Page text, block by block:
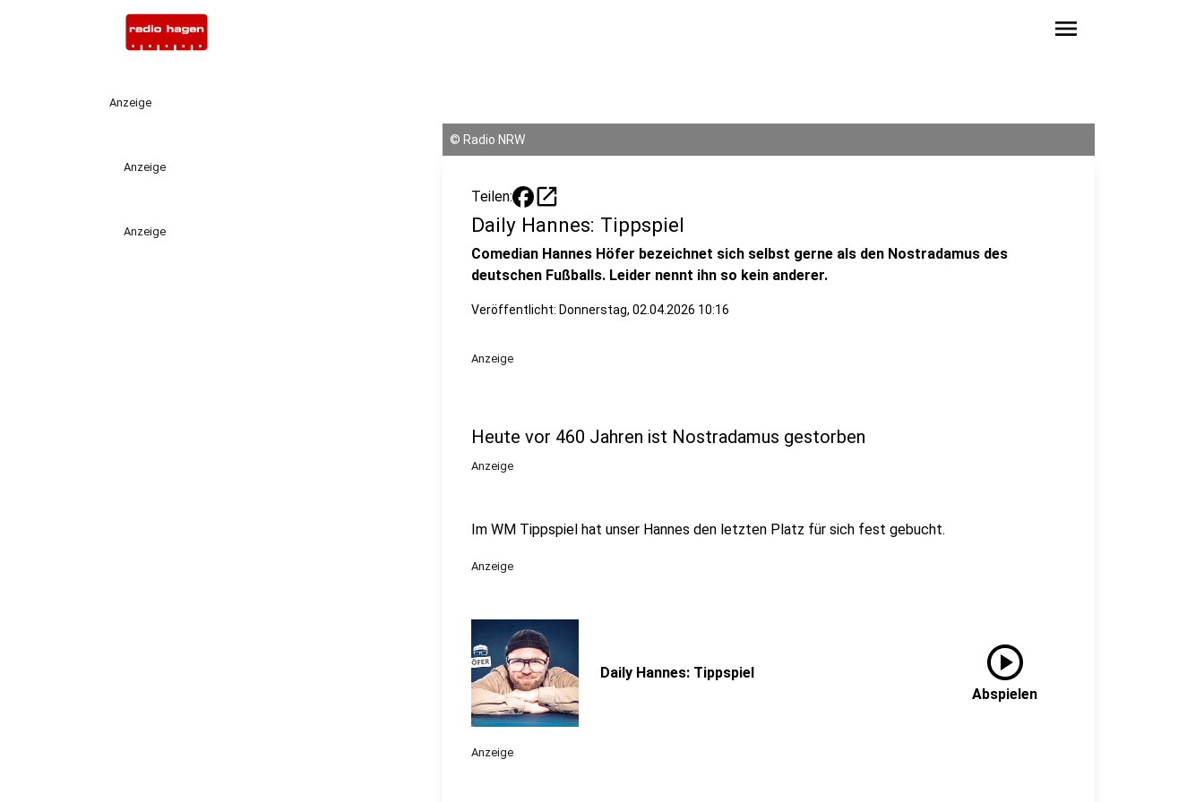
menu
Anzeige
Anzeige
Anzeige
© Radio NRW
Teilen: open_in_new
Daily Hannes: Tippspiel
Comedian Hannes Höfer bezeichnet sich selbst gerne als den Nostradamus des
deutschen Fußballs. Leider nennt ihn so kein anderer.
Veröffentlicht: Donnerstag, 02.04.2026 10:16
Anzeige
Heute vor 460 Jahren ist Nostradamus gestorben
Anzeige
Im WM Tippspiel hat unser Hannes den letzten Platz für sich fest gebucht.
Anzeige
Daily Hannes: Tippspiel play_circle
Abspielen
Anzeige